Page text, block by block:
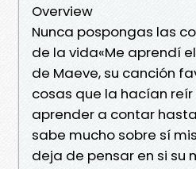
Overview
Nunca pospongas las
de la vida«Me aprendí
de Maeve, su canción
cosas que la hacían
aprender a contar
sabe mucho sobre sí
deja de pensar en si su